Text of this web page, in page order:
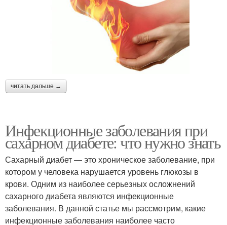
читать дальше →
Инфекционные заболевания при
сахарном диабете: что нужно знать
Сахарный диабет — это хроническое заболевание, при
котором у человека нарушается уровень глюкозы в
крови. Одним из наиболее серьезных осложнений
сахарного диабета являются инфекционные
заболевания. В данной статье мы рассмотрим, какие
инфекционные заболевания наиболее часто